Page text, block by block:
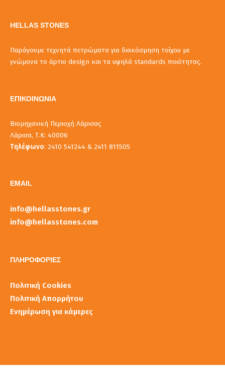
HELLAS STONES
Παράγουμε τεχνητά πετρώματα για διακόσμηση τοίχου με
γνώμονα το άρτιο design και τα υψηλά standards ποιότητας.
ΕΠΙΚΟΙΝΩΝΙΑ
Βιομηχανική Περιοχή Λάρισας
Λάρισα, Τ.Κ: 40006
Τηλέφωνο: 2410 541244 & 2411 811505
EMAIL
info@hellasstones.gr
info@hellasstones.com
ΠΛΗΡΟΦΟΡΙΕΣ
Πολιτική Cookies
Πολιτική Απορρήτου
Ενημέρωση για κάμερες